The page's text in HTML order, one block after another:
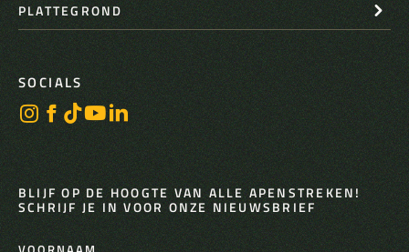
PLATTEGROND
SOCIALS
BLIJF OP DE HOOGTE VAN ALLE APENSTREKEN!
SCHRIJF JE IN VOOR ONZE NIEUWSBRIEF